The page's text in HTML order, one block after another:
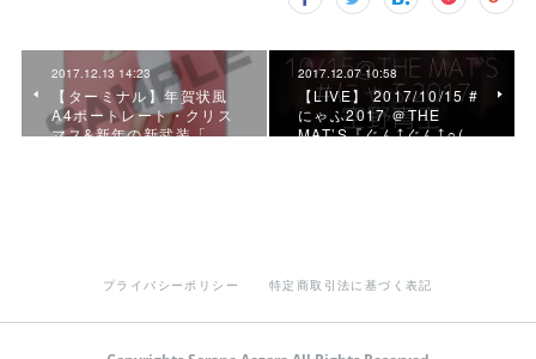
2017.12.13 14:23
【ターミナル】年賀状風
A4ポートレート・クリス
マス&新年の新武装「…
2017.12.07 10:58
【LIVE】 2017/10/15 #
にゃふ2017 ＠THE
MAT’S『ぐん⤴ぐん⤴∩(…
プライバシーポリシー 特定商取引法に基づく表記